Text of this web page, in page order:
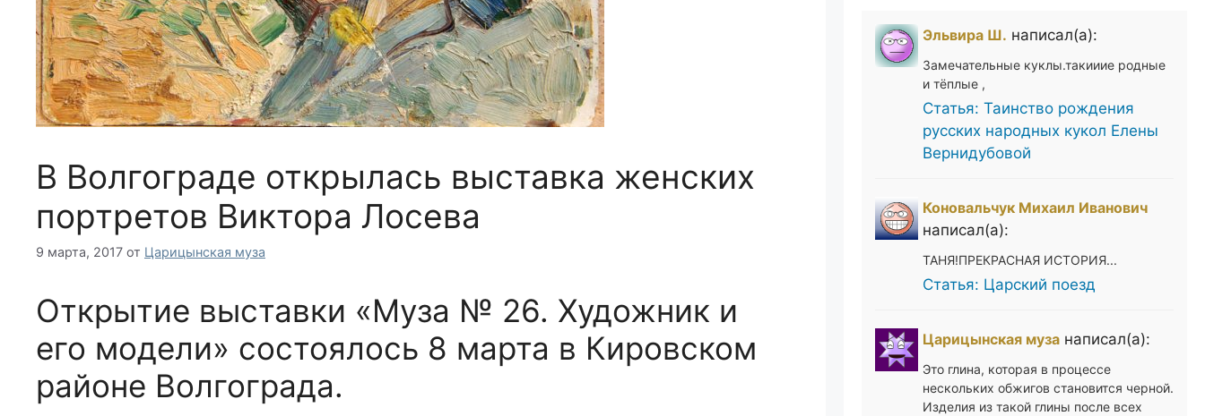
В Волгограде открылась выставка женских
портретов Виктора Лосева
9 марта, 2017 от Царицынская муза
Открытие выставки «Муза № 26. Художник и
его модели» состоялось 8 марта в Кировском
районе Волгограда.
Эльвира Ш. написал(а):
Замечательные куклы.такииие родные
и тёплые ,
Статья: Таинство рождения
русских народных кукол Елены
Вернидубовой
Коновальчук Михаил Иванович
написал(а):
ТАНЯ!ПРЕКРАСНАЯ ИСТОРИЯ...
Статья: Царский поезд
Царицынская музанаписал(а):
Это глина, которая в процессе
нескольких обжигов становится черной.
Изделия из такой глины после всех